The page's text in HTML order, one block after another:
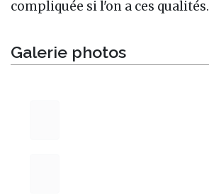
compliquée si l'on a ces qualités.
Galerie photos